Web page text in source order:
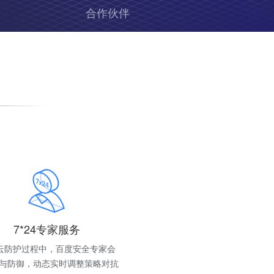
合作伙伴
7*24专家服务
防护过程中，百度安全专家会
防御，动态实时调整策略对抗